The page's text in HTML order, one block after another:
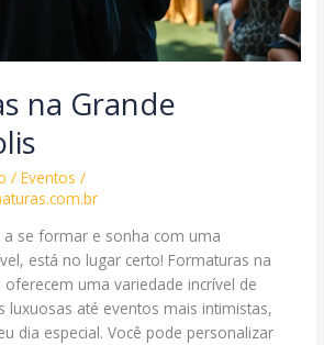
na Grande
/Eventos /
a se formar e sonha com uma
está no lugar certo! Formaturas na
uma variedade incrível de
luxuosas até eventos mais intimistas,
dia especial. Você pode personalizar